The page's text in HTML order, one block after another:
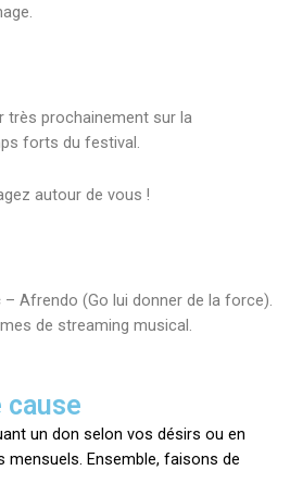
très prochainement sur la
forts du festival.
autour de vous !
– Afrendo (Go lui donner de la force).
de streaming musical.
cause
un don selon vos désirs ou en
Ensemble, faisons de